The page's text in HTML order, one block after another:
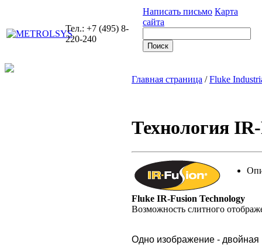
Тел.: +7 (495) 8-
220-240
Написать письмо Карта
сайта
Главная страница /Fluke
Технология
Fluke IR-Fusion Technology
Возможность слитного
Одно изображение -